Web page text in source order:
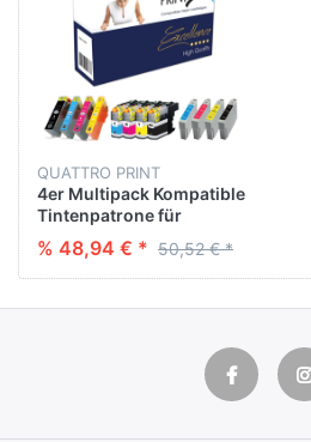
QUATTRO PRINT
4er Multipack Kompatible
Tintenpatrone für
BROTHER LC-3219 XL BK :
65 ML - CL : 3* 20 ML
% 48,94 € * 50,52 € *